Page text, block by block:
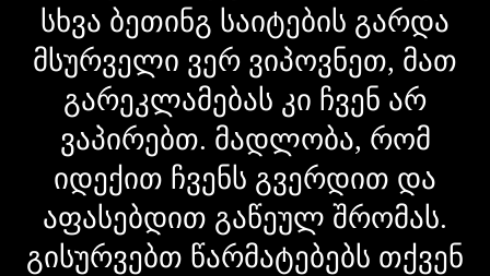
სხვა ბეთინგ საიტების გარდა
მსურველი ვერ ვიპოვნეთ, მათ
გარეკლამებას კი ჩვენ არ
ვაპირებთ. მადლობა, რომ
იდექით ჩვენს გვერდით და
აფასებდით გაწეულ შრომას.
გისურვებთ წარმატებებს თქვენ